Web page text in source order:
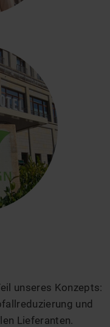
unseres Konzepts:
und
Lieferanten.